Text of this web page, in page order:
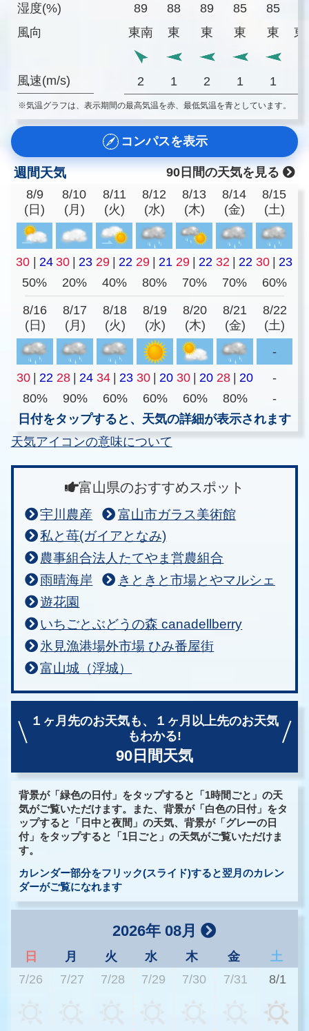
湿度(%)
風向
風速(m/s)
89
88 89 85 85
東南
東 東 東 東 東
2 1 2 1 1
※気温グラフは、表示期間の最高気温を赤、最低気温を青としています。
コンパスを表示
週間天気
90日間の天気を見る
8/9
(日)
8/10
(月)
8/11
(火)
8/12
(水)
8/13
(木)
8/14
(金)
8/15
(土)
30 | 24 30 | 23 29 | 22 29 | 21 29 | 22 32 | 22 30 | 23
50%
20% 40% 80% 70% 70% 60%
8/16
(日)
8/17
(月)
8/18
(火)
8/19
(水)
8/20
(木)
8/21
(金)
8/22
(土)
-
30 | 22 28 | 24 34 | 23 30 | 20 30 | 20 28 | 20
-
80%
90% 60% 60% 60% 80%
-
日付をタップすると、天気の詳細が表示されます
天気アイコンの意味について
富山県のおすすめスポット
宇川農産
富山市ガラス美術館
私と苺(ガイアとなみ)
農事組合法人たてやま営農組合
雨晴海岸
きときと市場とやマルシェ
遊花園
いちごとぶどうの森 canadellberry
氷見漁港場外市場 ひみ番屋街
富山城（浮城）
１ヶ月先のお天気も、
１ヶ月以上先のお天気
もわかる!
90日間天気
背景が「緑色の日付」をタップすると「1時間ごと」の天
気がご覧いただけます。また、背景が「白色の日付」をタ
ップすると「日中と夜間」の天気、背景が「グレーの日
付」をタップすると「1日ごと」の天気がご覧いただけま
す。
カレンダー部分をフリック(スライド)すると翌月のカレン
ダーがご覧になれます
2026年 08月
日 月 火 水 木 金
土
7/26
7/27 7/28 7/29 7/30 7/31 8/1